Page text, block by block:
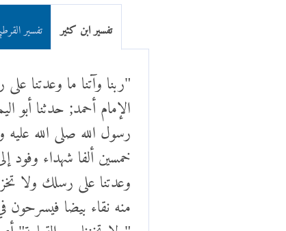
تفسير ابن كثير تفسير
"ربنا وآتنا ما وعدتنا
الإمام أحمد; حدثنا
رسول الله صلى الله
خمسين ألفا شهداء وفود
وعدتنا على رسلك ولا
منه نقاء بيضا